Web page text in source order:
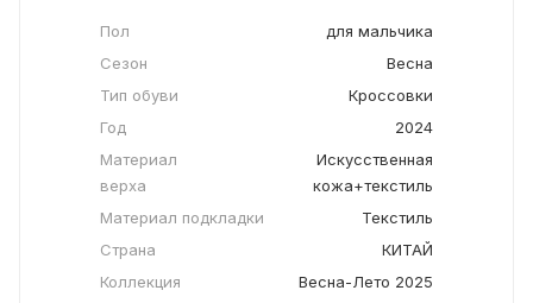
Пол
для мальчика
Сезон
Весна
Тип обуви
Кроссовки
Год
2024
Материал
верха
Искусственная
кожа+текстиль
Материал подкладки
Текстиль
Страна
КИТАЙ
Коллекция
Весна-Лето 2025